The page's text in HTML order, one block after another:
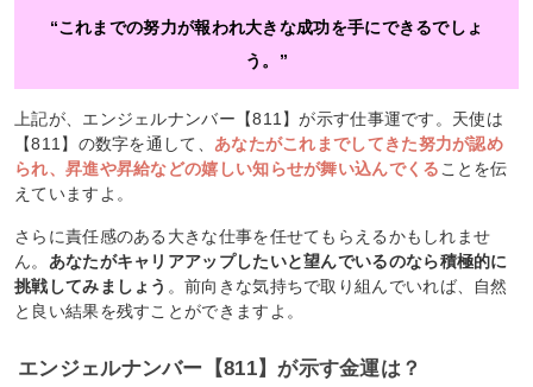
“これまでの努力が報われ大きな成功を手にできるでしょ
う。”
上記が、エンジェルナンバー【811】が示す仕事運です。天使は
【811】の数字を通して、 あなたがこれまでしてきた努力が認め
られ、昇進や昇給などの嬉しい知らせが舞い込んでくる ことを伝
えていますよ。
さらに責任感のある大きな仕事を任せてもらえるかもしれませ
ん。 あなたがキャリアアップしたいと望んでいるのなら積極的に
挑戦してみましょう 。前向きな気持ちで取り組んでいれば、自然
と良い結果を残すことができますよ。
エンジェルナンバー【811】が示す金運は？